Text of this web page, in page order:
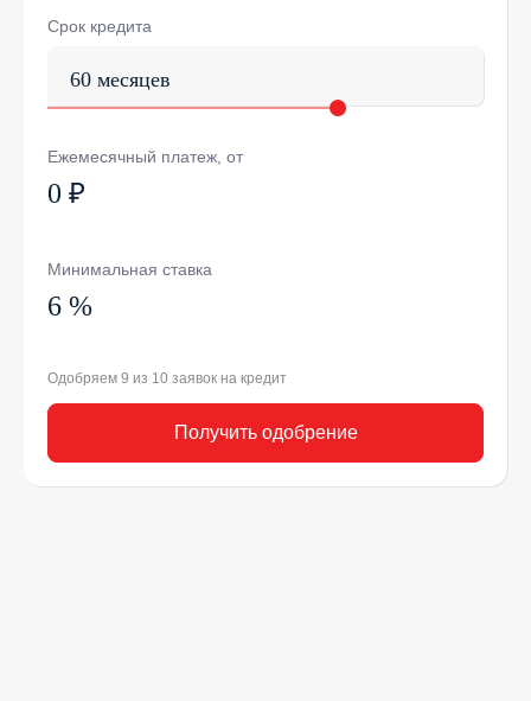
Срок кредита
60 месяцев
Ежемесячный платеж, от
0 ₽
Минимальная ставка
6 %
Одобряем 9 из 10 заявок на кредит
Получить одобрение